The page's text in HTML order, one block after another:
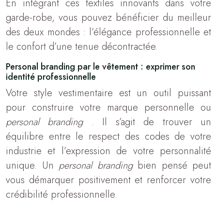
En intégrant ces textiles innovants dans votre
garde-robe, vous pouvez bénéficier du meilleur
des deux mondes : l’élégance professionnelle et
le confort d’une tenue décontractée.
Personal branding par le vêtement : exprimer son
identité professionnelle
Votre style vestimentaire est un outil puissant
pour construire votre marque personnelle ou
personal branding . Il s’agit de trouver un
équilibre entre le respect des codes de votre
industrie et l’expression de votre personnalité
unique. Un personal branding bien pensé peut
vous démarquer positivement et renforcer votre
crédibilité professionnelle.